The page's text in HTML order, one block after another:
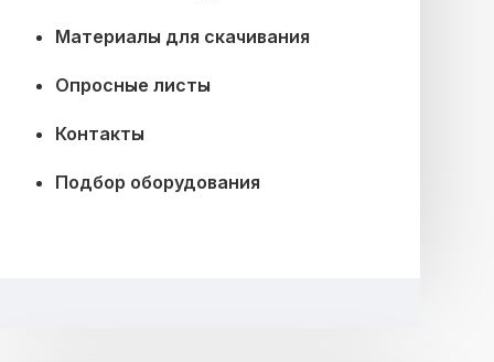
Материалы для скачивания
Опросные листы
Контакты
Подбор оборудования